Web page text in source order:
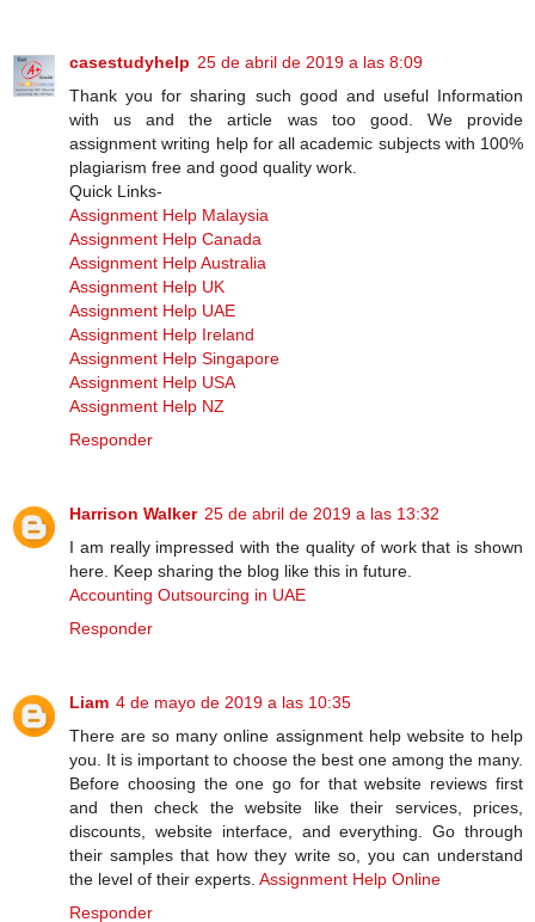
casestudyhelp 25 de abril de 2019 a las 8:09
Thank you for sharing such good and useful Information
with us and the article was too good. We provide
assignment writing help for all academic subjects with 100%
plagiarism free and good quality work.
Quick Links-
Assignment Help Malaysia
Assignment Help Canada
Assignment Help Australia
Assignment Help UK
Assignment Help UAE
Assignment Help Ireland
Assignment Help Singapore
Assignment Help USA
Assignment Help NZ
Responder
Harrison Walker 25 de abril de 2019 a las 13:32
I am really impressed with the quality of work that is shown
here. Keep sharing the blog like this in future.
Accounting Outsourcing in UAE
Responder
Liam 4 de mayo de 2019 a las 10:35
There are so many online assignment help website to help
you. It is important to choose the best one among the many.
Before choosing the one go for that website reviews first
and then check the website like their services, prices,
discounts, website interface, and everything. Go through
their samples that how they write so, you can understand
the level of their experts. Assignment Help Online
Responder